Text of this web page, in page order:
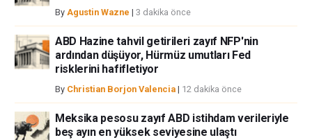
By Agustin Wazne | 3 dakika önce
ABD Hazine tahvil getirileri zayıf NFP'nin
ardından düşüyor, Hürmüz umutları Fed
risklerini hafifletiyor
By Christian Borjon Valencia | 12 dakika önce
Meksika pesosu zayıf ABD istihdam verileriyle
beş ayın en yüksek seviyesine ulaştı